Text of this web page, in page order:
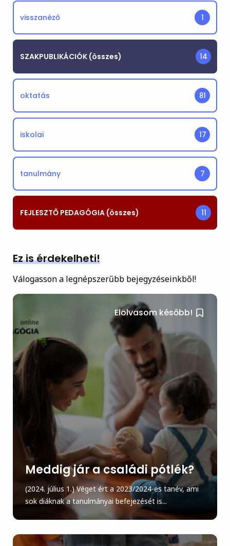
visszanéző 1
SZAKPUBLIKÁCIÓK (összes) 14
oktatás 81
iskolai 17
tanulmány 7
FEJLESZTŐ PEDAGÓGIA (összes) 11
Ez is érdekelheti!
Válogasson a legnépszerűbb bejegyzéseinkből!
Elolvasom később!
Meddig jár a családi pótlék?
(2024. július 1.) Véget ért a 2023/2024-es tanév, ami
sok diáknak a tanulmányai befejezését is...